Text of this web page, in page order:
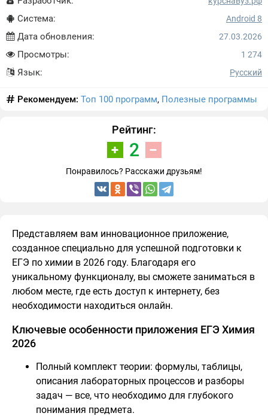
Система: Android 8
Дата обновления: 27.03.2026
Просмотры: 1 274
Язык: Русский
Рекомендуем: Топ 100 программ, Полезные программы
Рейтинг:
2
Понравилось? Расскажи друзьям!
Представляем вам инновационное приложение,
созданное специально для успешной подготовки к
ЕГЭ по химии в 2026 году. Благодаря его
уникальному функционалу, вы сможете заниматься в
любом месте, где есть доступ к интернету, без
необходимости находиться онлайн.
Ключевые особенности приложения ЕГЭ Химия
2026
Полный комплект теории: формулы, таблицы,
описания лабораторных процессов и разборы
задач — все, что необходимо для глубокого
понимания предмета.